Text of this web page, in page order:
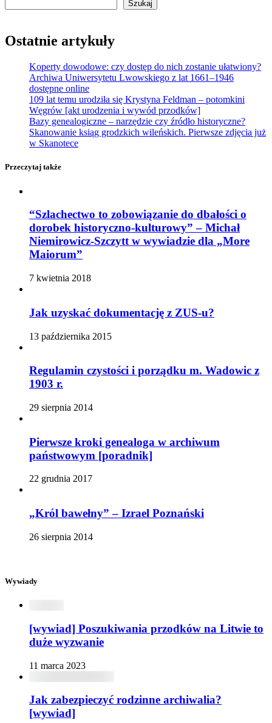
Szukaj
Ostatnie artykuły
Koperty dowodowe: czy dostęp do nich zostanie ułatwiony?
Archiwa Uniwersytetu Lwowskiego z lat 1661–1946
dostępne online
109 lat temu urodziła się Krystyna Feldman – potomkini
Węgrów [akt urodzenia i wywód przodków]
Bazy genealogiczne – narzędzie czy źródło historyczne?
Skanowanie ksiąg grodzkich wileńskich. Pierwsze zdjęcia już
w Skanotece
Przeczytaj także
“Szlachectwo to zobowiązanie do dbałości o
dorobek historyczno-kulturowy” – Michał
Niemirowicz-Szczytt w wywiadzie dla „More
Maiorum”
7 kwietnia 2018
Jak uzyskać dokumentację z ZUS-u?
13 października 2015
Regulamin czystości i porządku m. Wadowic z
1903 r.
29 sierpnia 2014
Pierwsze kroki genealoga w archiwum
państwowym [poradnik]
22 grudnia 2017
„Król bawełny” – Izrael Poznański
26 sierpnia 2014
Wywiady
[wywiad] Poszukiwania przodków na Litwie to
duże wyzwanie
11 marca 2023
Jak zabezpieczyć rodzinne archiwalia?
[wywiad]